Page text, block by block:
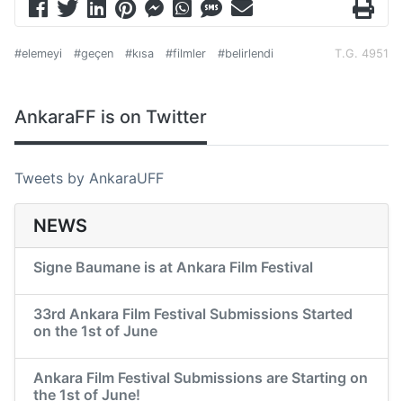
T.G. 4951
#elemeyi #geçen #kısa #filmler #belirlendi
AnkaraFF is on Twitter
Tweets by AnkaraUFF
NEWS
Signe Baumane is at Ankara Film Festival
33rd Ankara Film Festival Submissions Started
on the 1st of June
Ankara Film Festival Submissions are Starting on
the 1st of June!